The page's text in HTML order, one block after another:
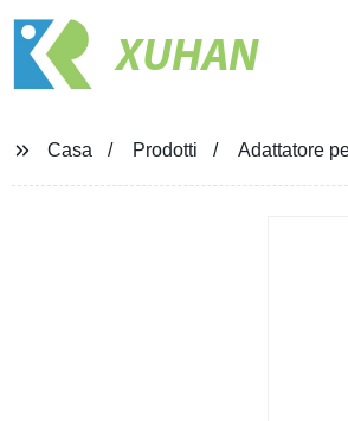
XUHAN
Casa Prodotti Adattatore